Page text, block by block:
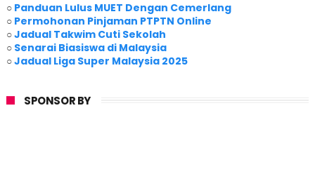
○ Panduan Lulus MUET Dengan Cemerlang
○ Permohonan Pinjaman PTPTN Online
○Jadual Takwim Cuti Sekolah
○ Senarai Biasiswa di Malaysia
○Jadual Liga Super Malaysia 2025
SPONSOR BY